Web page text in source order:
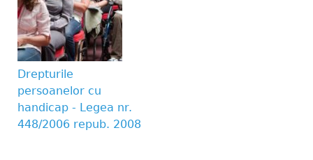
Drepturile
persoanelor cu
handicap - Legea nr.
448/2006 repub. 2008